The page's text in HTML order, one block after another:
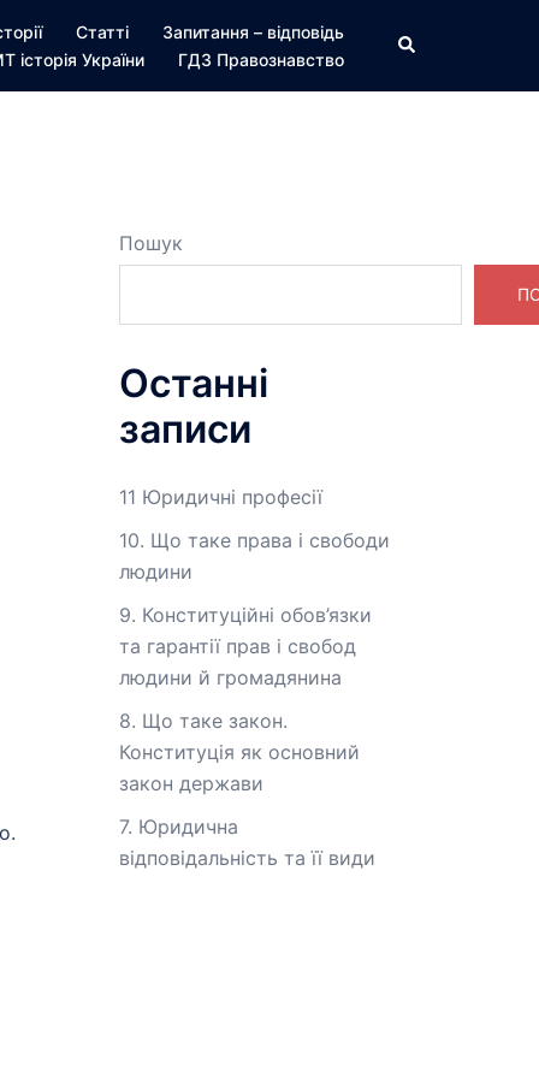
Статті
Запитання – відповідь
історія України
ГДЗ Правознавство
Пошук
Пошук
Останні
записи
11 Юридичні професії
10. Що таке права і свободи
людини
9. Конституційні обов’язки
та гарантії прав і свобод
людини й громадянина
8. Що таке закон.
Конституція як основний
закон держави
7. Юридична
відповідальність та її види